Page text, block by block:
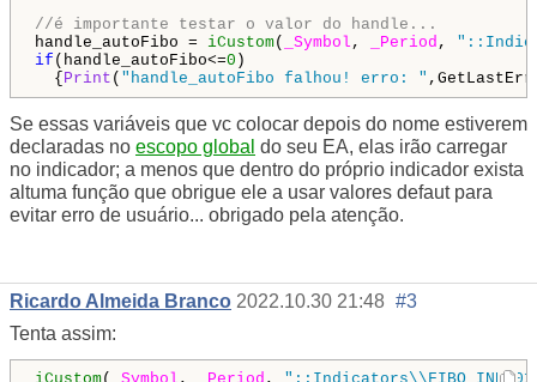
//é importante testar o valor do handle...
handle_autoFibo = iCustom( _Symbol , _Period ,
if (handle_autoFibo<=0 )
{ Print ( "handle_autoFibo falhou! erro: "
Se essas variáveis que vc colocar depois do nome estiverem
declaradas no escopo global do seu EA, elas irão carregar
no indicador; a menos que dentro do próprio indicador exista
altuma função que obrigue ele a usar valores defaut para
evitar erro de usuário... obrigado pela atenção.
Ricardo Almeida Branco 2022.10.30 21:48 #3
Tenta assim: